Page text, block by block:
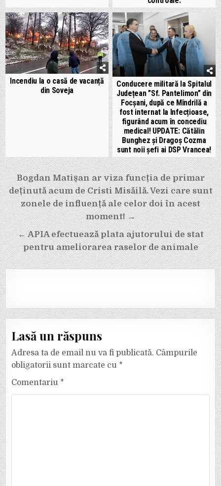
Incendiu la o casă de vacanță
din Soveja
Conducere militară la Spitalul
Județean ”Sf. Pantelimon” din
Focșani, după ce Mîndrilă a
fost internat la Infecțioase,
figurând acum în concediu
medical! UPDATE: Cătălin
Bunghez și Dragoș Cozma
sunt noii șefi ai DSP Vrancea!
Navigare
în
articole
Bogdan Matișan ar viza funcția de primar
deținută acum de Cristi Misăilă. Vezi care sunt
zonele de influență ale celor doi în acest
moment! →
← APIA efectuează plata ajutorului de stat
pentru ameliorarea raselor de animale
Lasă un răspuns
Adresa ta de email nu va fi publicată. Câmpurile
obligatorii sunt marcate cu *
Comentariu *